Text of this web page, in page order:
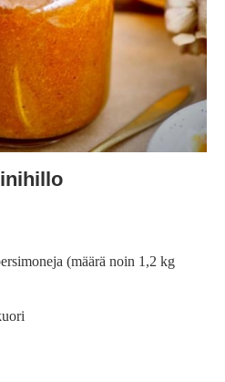
(määrä noin 1,2 kg